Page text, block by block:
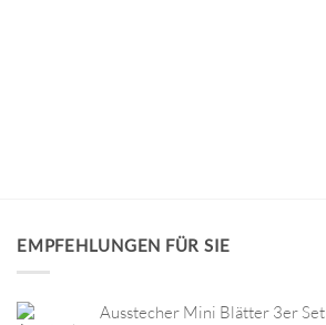
EMPFEHLUNGEN FÜR SIE
Ausstecher Mini Blätter 3er Set